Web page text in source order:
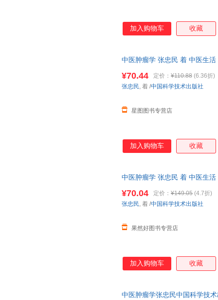
加入购物车 收藏
中医肿瘤学 张忠民 着 中医生
¥70.44 定价： ¥110.88 (6.36折)
星图图书专营店
张忠民, 着 /中国科学技术出版社
加入购物车 收藏
中医肿瘤学 张忠民 着 中医生
¥70.04 定价： ¥149.05 (4.7折)
果然好图书专营店
张忠民, 着 /中国科学技术出版社
加入购物车 收藏
中医肿瘤学张忠民中国科学技